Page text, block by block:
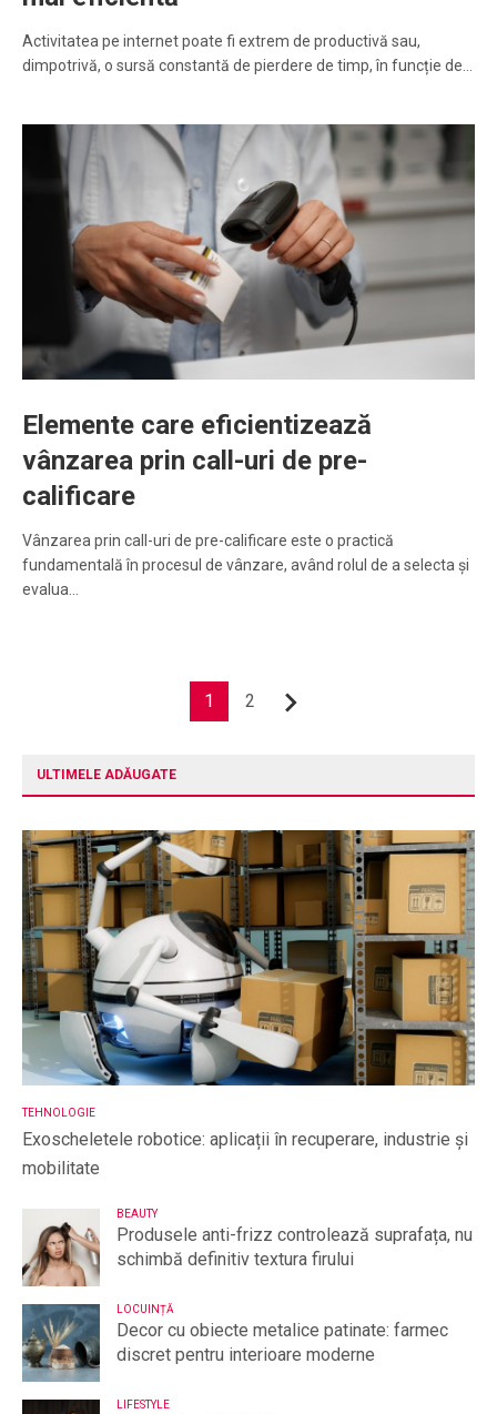
Activitatea pe internet poate fi extrem de productivă sau,
dimpotrivă, o sursă constantă de pierdere de timp, în funcție de…
Elemente care eficientizează
vânzarea prin call-uri de pre-
calificare
Vânzarea prin call-uri de pre-calificare este o practică
fundamentală în procesul de vânzare, având rolul de a selecta și
evalua…
1 2
ULTIMELE ADĂUGATE
TEHNOLOGIE
Exoscheletele robotice: aplicații în recuperare, industrie și
mobilitate
BEAUTY
Produsele anti-frizz controlează suprafața, nu
schimbă definitiv textura firului
LOCUINȚĂ
Decor cu obiecte metalice patinate: farmec
discret pentru interioare moderne
LIFESTYLE